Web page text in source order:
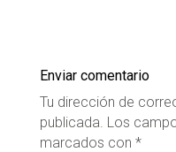
Enviar comentario
Tu dirección de
publicada. Los
marcados con *